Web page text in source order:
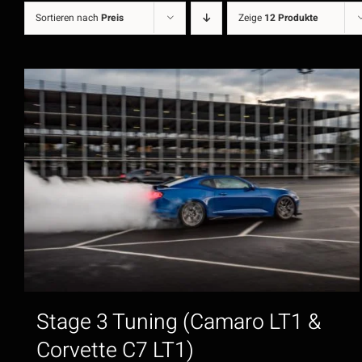
Sortieren nach Preis Zeige 12 Produkte
Stage 3 Tuning (Camaro LT1 &
Corvette C7 LT1)